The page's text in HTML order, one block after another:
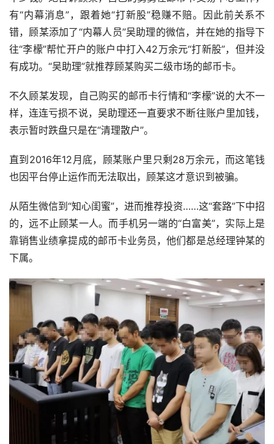
有“内幕消息”，跟着她“打新股”稳赚不赔。因此前关系不
错，顾某添加了“内幕人员”吴助理的微信，并在她的指导下
往“李檬”帮忙开户的账户中打入42万余元“打新股”，但并没
有成功。“吴助理”就推荐顾某购买二级市场的邮币卡。
不久顾某发现，自己购买的邮币卡行情和“李檬”说的大不一
样，连连亏损不说，吴助理还一直要求不断往账户里加钱，
表示暂时跌盘只是在“清理散户”。
直到2016年12月底，顾某账户里只剩28万余元，而这笔钱
也因平台停止运作而无法取出，顾某这才意识到被骗。
从陌生微信到“知心闺蜜”，进而推荐投资……这“套路”下中招
的，远不止顾某一人。而手机另一端的“白富美”，实际上是
靠销售业绩拿提成的邮币卡业务员，他们都是总经理钟某的
下属。